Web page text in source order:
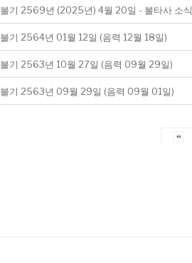
불기 2569년 (2025년) 4월 20일 - 불타사 소식
불기 2564년 01월 12일 (음력 12월 18일)
불기 2563년 10월 27일 (음력 09월 29일)
불기 2563년 09월 29일 (음력 09월 01일)